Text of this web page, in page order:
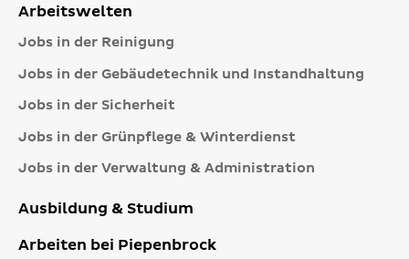
Arbeitswelten
Jobs in der Reinigung
Jobs in der Gebäudetechnik und Instandhaltung
Jobs in der Sicherheit
Jobs in der Grünpflege & Winterdienst
Jobs in der Verwaltung & Administration
Ausbildung & Studium
Arbeiten bei Piepenbrock